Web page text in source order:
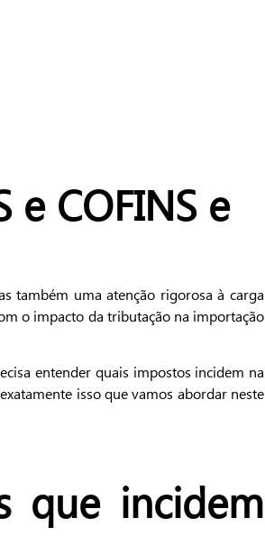
e COFINS e
também uma atenção rigorosa à carga
o impacto da tributação na importação
entender quais impostos incidem na
isso que vamos abordar neste
que incidem